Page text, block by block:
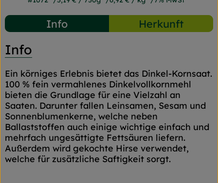
Info Herkunft
Info
Ein körniges Erlebnis bietet das Dinkel-Kornsaat.
100 % fein vermahlenes Dinkelvollkornmehl
bieten die Grundlage für eine Vielzahl an
Saaten. Darunter fallen Leinsamen, Sesam und
Sonnenblumenkerne, welche neben
Ballaststoffen auch einige wichtige einfach und
mehrfach ungesättigte Fettsäuren liefern.
Außerdem wird gekochte Hirse verwendet,
welche für zusätzliche Saftigkeit sorgt.